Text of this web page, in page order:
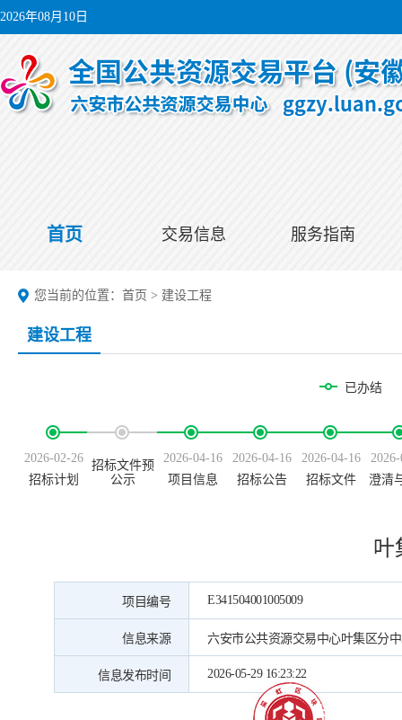
2026年08月10日
首页 交易信息 服务指南
您当前的位置： 首页 > 建设工程
建设工程
已办结
2026-02-26
招标计划
招标文件预
公示
2026-04-16
项目信息
2026-04-16
招标公告
2026-04-16
招标文件
澄清
叶
项目编号 E341504001005009
信息来源 六安市公共资源交易中心叶集区分
信息发布时间 2026-05-29 16:23:22